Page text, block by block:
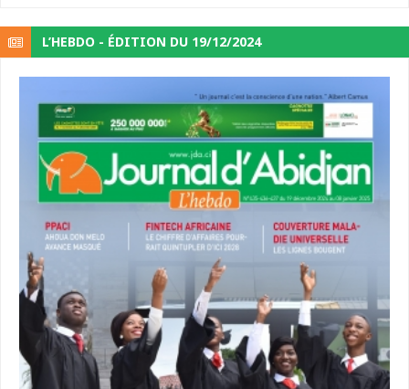
L’HEBDO - ÉDITION DU 19/12/2024